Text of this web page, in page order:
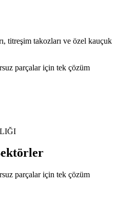
titreşim takozları ve özel kauçuk
parçalar için tek çözüm
parçalar için tek çözüm